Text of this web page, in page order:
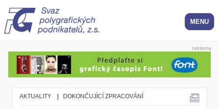
reklama
AKTUALITY DOKONČUJÍCÍ ZPRACOVÁNÍ